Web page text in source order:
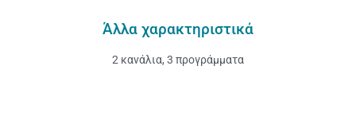
Άλλα χαρακτηριστικά
2 κανάλια, 3 προγράμματα